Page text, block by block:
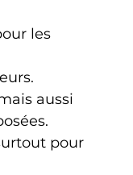
les
aussi
pour